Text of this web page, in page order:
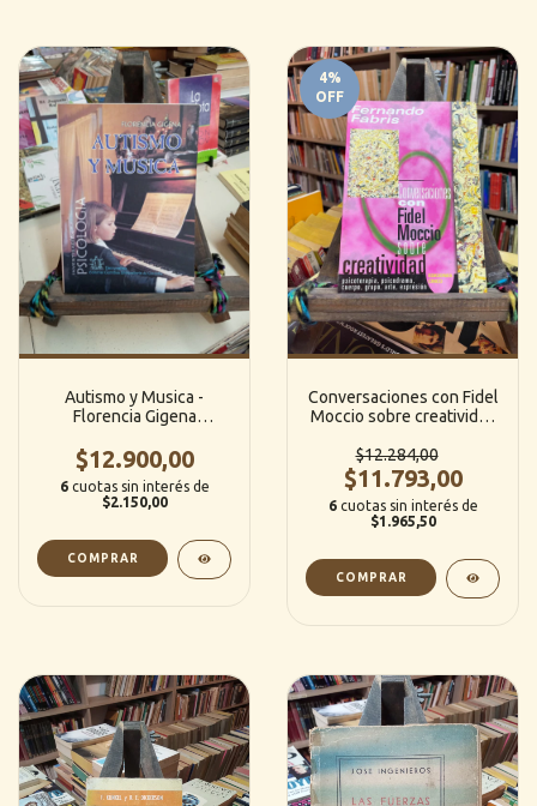
Autismo y Musica -
Florencia Gigena
Universitaria de Cordoba)
$12.900,00
6 cuotas sin interés de
$2.150,00
4%
OFF
Conversaciones con Fidel
Moccio sobre creatividad
(Ediciones Cinco)
$12.284,00
$11.793,00
6 cuotas sin interés de
$1.965,50